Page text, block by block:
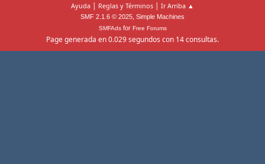
Ayuda | Reglas y Términos | Ir Arriba ▲
SMF 2.1.6 © 2025, Simple Machines
SMFAdsfor Free Forums
Page generada en 0.029 segundos con 14 consultas.